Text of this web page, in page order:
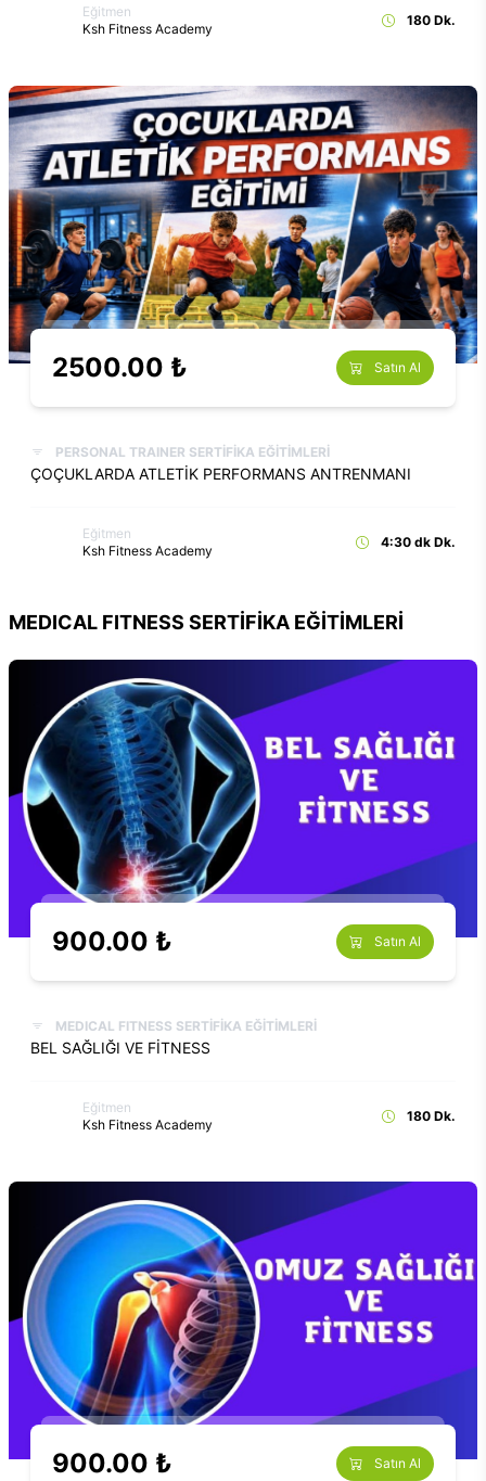
Eğitmen
Ksh Fitness Academy
180 Dk.
2500.00 ₺ Satın Al
PERSONAL TRAINER SERTİFİKA EĞİTİMLERİ
ÇOÇUKLARDA ATLETİK PERFORMANS ANTRENMANI
Eğitmen
Ksh Fitness Academy
4:30 dk Dk.
MEDICAL FITNESS SERTİFİKA EĞİTİMLERİ
900.00 ₺ Satın Al
MEDICAL FITNESS SERTİFİKA EĞİTİMLERİ
BEL SAĞLIĞI VE FİTNESS
Eğitmen
Ksh Fitness Academy
180 Dk.
900.00 ₺ Satın Al